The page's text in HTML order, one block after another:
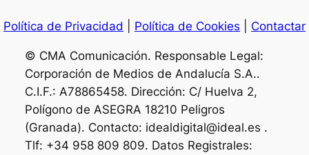
Política de Privacidad Política de Cookies Contactar
© CMA Comunicación. Responsable Legal:
Corporación de Medios de Andalucía S.A..
C.I.F.: A78865458. Dirección: C/ Huelva 2,
Polígono de ASEGRA 18210 Peligros
(Granada). Contacto: idealdigital@ideal.es .
Tlf: +34 958 809 809. Datos Registrales: